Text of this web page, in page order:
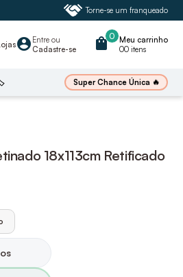
Torne-se um franqueado
account_circle Entre ou
Cadastre-se
0
shopping_bag
Meu carrinho
00 itens
Super Chance Única 🔥
18x113cm Retificado